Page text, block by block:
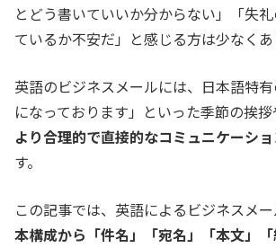
とどう書いていいか分からない」「失
ているか不安だ」と感じる方は少なくあ
英語のビジネスメールには、日本語特
になっております」といった季節の挨拶
より合理的で直接的なコミュニケーシ
す。
この記事では、英語によるビジネスメー
本構成から「件名」「宛名」「本文」